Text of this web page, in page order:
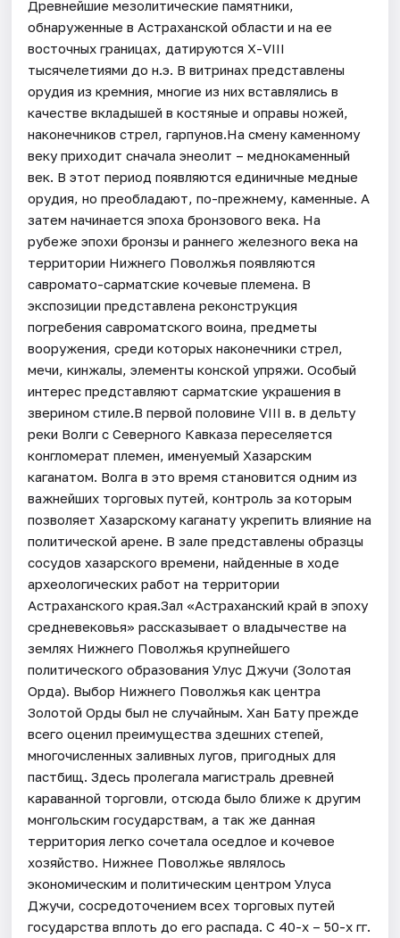
Древнейшие мезолитические памятники,
обнаруженные в Астраханской области и на ее
восточных границах, датируются Х-VIII
тысячелетиями до н.э. В витринах представлены
орудия из кремния, многие из них вставлялись в
качестве вкладышей в костяные и оправы ножей,
наконечников стрел, гарпунов.На смену каменному
веку приходит сначала энеолит – меднокаменный
век. В этот период появляются единичные медные
орудия, но преобладают, по-прежнему, каменные. А
затем начинается эпоха бронзового века. На
рубеже эпохи бронзы и раннего железного века на
территории Нижнего Поволжья появляются
савромато-сарматские кочевые племена. В
экспозиции представлена реконструкция
погребения савроматского воина, предметы
вооружения, среди которых наконечники стрел,
мечи, кинжалы, элементы конской упряжи. Особый
интерес представляют сарматские украшения в
зверином стиле.В первой половине VIII в. в дельту
реки Волги с Северного Кавказа переселяется
конгломерат племен, именуемый Хазарским
каганатом. Волга в это время становится одним из
важнейших торговых путей, контроль за которым
позволяет Хазарскому каганату укрепить влияние на
политической арене. В зале представлены образцы
сосудов хазарского времени, найденные в ходе
археологических работ на территории
Астраханского края.Зал «Астраханский край в эпоху
средневековья» рассказывает о владычестве на
землях Нижнего Поволжья крупнейшего
политического образования Улус Джучи (Золотая
Орда). Выбор Нижнего Поволжья как центра
Золотой Орды был не случайным. Хан Бату прежде
всего оценил преимущества здешних степей,
многочисленных заливных лугов, пригодных для
пастбищ. Здесь пролегала магистраль древней
караванной торговли, отсюда было ближе к другим
монгольским государствам, а так же данная
территория легко сочетала оседлое и кочевое
хозяйство. Нижнее Поволжье являлось
экономическим и политическим центром Улуса
Джучи, сосредоточением всех торговых путей
государства вплоть до его распада. С 40-х – 50-х гг.